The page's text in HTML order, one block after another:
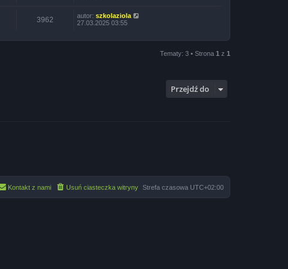
3962 autor: szkolaziola
27.03.2025 03:55
Tematy: 3 • Strona 1 z 1
Przejdź do
Strefa czasowa UTC+02:00
Usuń ciasteczka witryny
Kontakt z nami